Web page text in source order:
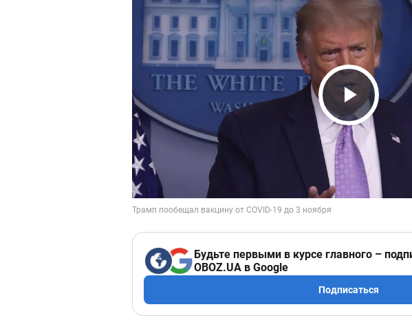
Play
Будьте первыми в курсе главного –
OBOZ.UA в Google
Подписаться